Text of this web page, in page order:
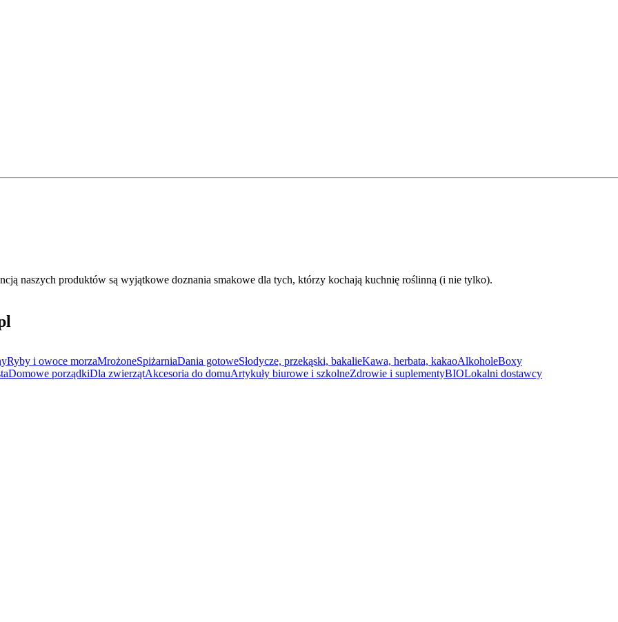
Ryby i owoce morzaMrożoneSpiżarniaDania gotoweSłodycze, przekąski, bakalieKawa, herbata, kakaoAlkoholeBoxy
Domowe porządkiDla zwierzątAkcesoria do domuArtykuły biurowe i szkolneZdrowie i suplementyBIOLokalni dostawcy
naszych produktów są wyjątkowe doznania smakowe dla tych, którzy kochają kuchnię roślinną (i nie tylko).